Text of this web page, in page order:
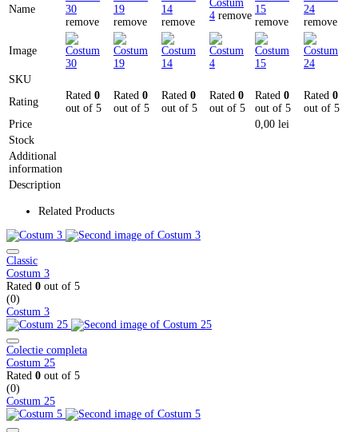
Name
30
remove
19
remove
14
remove
Costum
4 remove
15
remove
24
remove
Image
SKU
Rating
Rated 0
out of 5
Rated 0
out of 5
Rated 0
out of 5
Rated 0
out of 5
Rated 0
out of 5
Rated 0
out of 5
Price
0,00 lei
Stock
Additional
information
Description
Related Products
Classic
Costum 3
Rated 0 out of 5
(0)
Costum 3
Colectie completa
Costum 25
Rated 0 out of 5
(0)
Costum 25